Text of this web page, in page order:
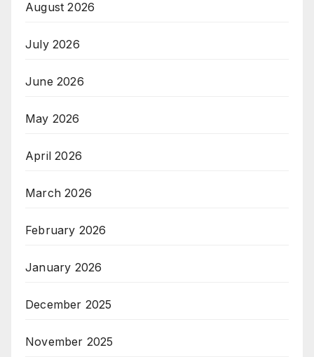
August 2026
July 2026
June 2026
May 2026
April 2026
March 2026
February 2026
January 2026
December 2025
November 2025